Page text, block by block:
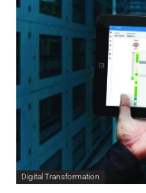
Digital Transformation